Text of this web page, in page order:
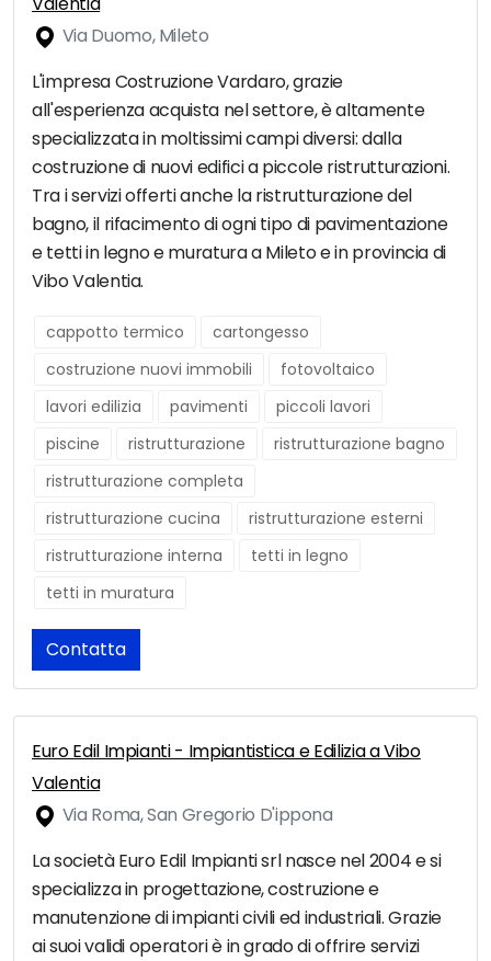
Via Duomo, Mileto
L'impresa Costruzione Vardaro, grazie
all'esperienza acquista nel settore, è altamente
specializzata in moltissimi campi diversi: dalla
costruzione di nuovi edifici a piccole ristrutturazioni.
Tra i servizi offerti anche la ristrutturazione del
bagno, il rifacimento di ogni tipo di pavimentazione
e tetti in legno e muratura a Mileto e in provincia di
Vibo Valentia.
cappotto termico
cartongesso
costruzione nuovi immobili
fotovoltaico
lavori edilizia
pavimenti
piccoli lavori
piscine
ristrutturazione
ristrutturazione bagno
ristrutturazione completa
ristrutturazione cucina
ristrutturazione esterni
ristrutturazione interna
tetti in legno
tetti in muratura
Contatta
Euro Edil Impianti - Impiantistica e Edilizia a Vibo
Valentia
Via Roma, San Gregorio D'ippona
La società Euro Edil Impianti srl nasce nel 2004 e si
specializza in progettazione, costruzione e
manutenzione di impianti civili ed industriali. Grazie
ai suoi validi operatori è in grado di offrire servizi